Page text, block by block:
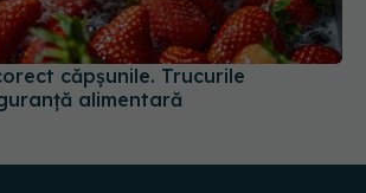
căpșunile. Trucurile
alimentară